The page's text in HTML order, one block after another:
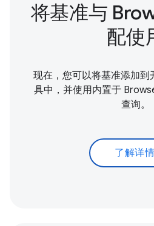
将基准与
配使
现在，您可以将基准添加到
具中，并使用内置于
查询。
了解详情